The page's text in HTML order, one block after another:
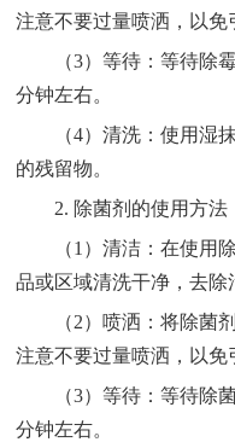
注意不要过量喷洒，以免
（3）等待：等待除
分钟左右。
（4）清洗：使用湿
的残留物。
2. 除菌剂的使用方法
（1）清洁：在使用
品或区域清洗干净，去除
（2）喷洒：将除菌
注意不要过量喷洒，以免
（3）等待：等待除
分钟左右。